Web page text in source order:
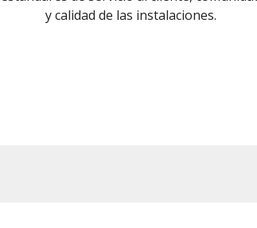
y calidad de las instalaciones.